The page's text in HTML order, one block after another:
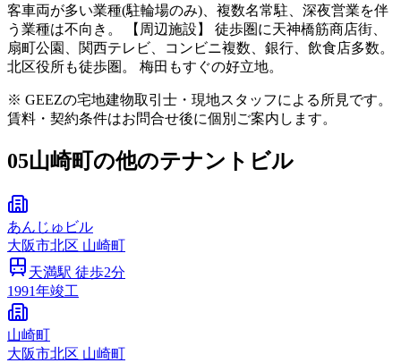
客車両が多い業種(駐輪場のみ)、複数名常駐、深夜営業を伴
う業種は不向き。 【周辺施設】 徒歩圏に天神橋筋商店街、
扇町公園、関西テレビ、コンビニ複数、銀行、飲食店多数。
北区役所も徒歩圏。 梅田もすぐの好立地。
※ GEEZの宅地建物取引士・現地スタッフによる所見です。
賃料・契約条件はお問合せ後に個別ご案内します。
05山崎町の他のテナントビル
あんじゅビル
大阪市北区 山崎町
天満駅 徒歩2分
1991年竣工
山崎町
大阪市北区 山崎町